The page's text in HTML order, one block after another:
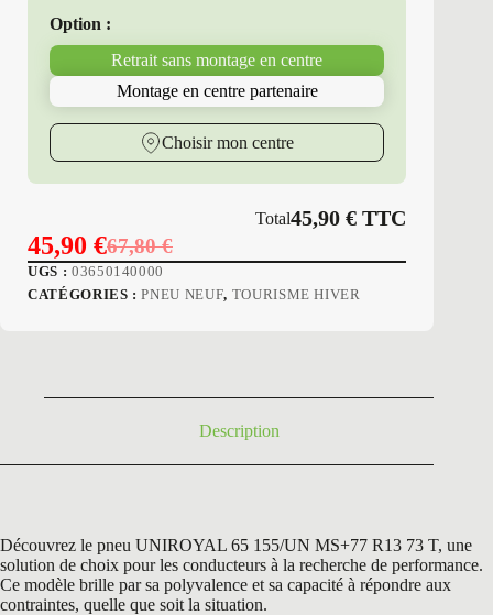
155/65R13
UN
MS+77
Option :
Retrait sans montage en centre
Montage en centre partenaire
Choisir mon centre
Total45,90€ TTC
67,80€
Le
prix
45,90 €Le
prix
UGS : 03650140000
CATÉGORIES :PNEU NEUF, TOURISME HIVER
Description
Découvrez le pneu UNIROYAL 65 155/UN MS+77 R13 73 T, une
solution de choix pour les conducteurs à la recherche de performance.
Ce modèle brille par sa polyvalence et sa capacité à répondre aux
contraintes, quelle que soit la situation.